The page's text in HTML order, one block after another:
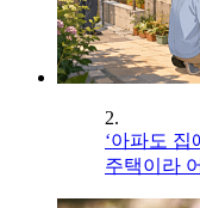
2.
‘아파도
주택이라